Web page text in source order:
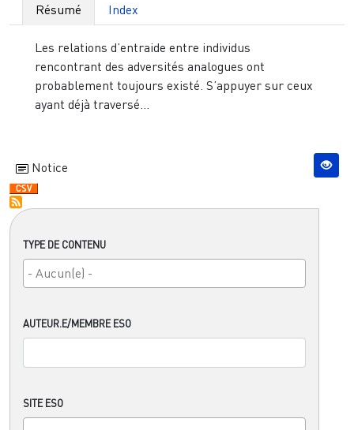
TYPE DE CONTENU
AUTEUR.E/MEMBRE ESO
SITE ESO
Résumé Index
Les relations d’entraide entre individus
rencontrant des adversités analogues ont
probablement toujours existé. S’appuyer sur ceux
ayant déjà traversé...
Notice